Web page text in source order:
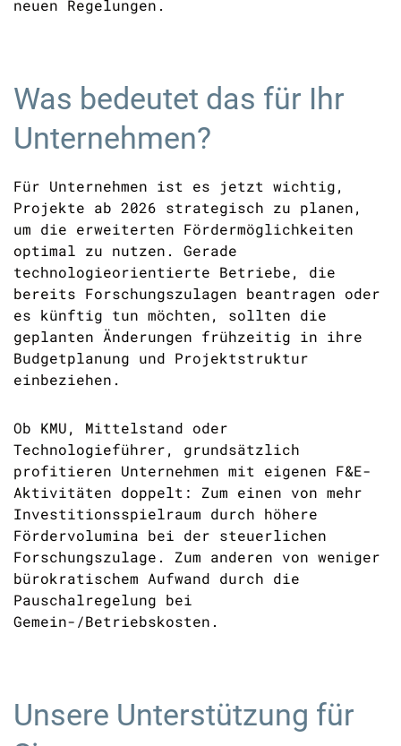
neuen Regelungen.
Was bedeutet das für Ihr
Unternehmen?
Für Unternehmen ist es jetzt wichtig,
Projekte ab 2026 strategisch zu planen,
um die erweiterten Fördermöglichkeiten
optimal zu nutzen. Gerade
technologieorientierte Betriebe, die
bereits Forschungszulagen beantragen oder
es künftig tun möchten, sollten die
geplanten Änderungen frühzeitig in ihre
Budgetplanung und Projektstruktur
einbeziehen.
Ob KMU, Mittelstand oder
Technologieführer, grundsätzlich
profitieren Unternehmen mit eigenen F&E-
Aktivitäten doppelt: Zum einen von mehr
Investitionsspielraum durch höhere
Fördervolumina bei der steuerlichen
Forschungszulage. Zum anderen von weniger
bürokratischem Aufwand durch die
Pauschalregelung bei
Gemein-/Betriebskosten.
Unsere Unterstützung für